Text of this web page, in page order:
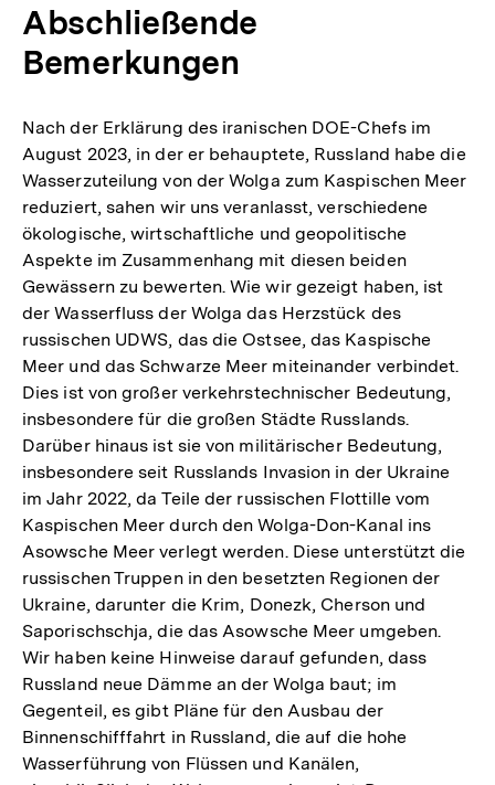
Abschließende
Bemerkungen
Nach der Erklärung des iranischen DOE-Chefs im
August 2023, in der er behauptete, Russland habe die
Wasserzuteilung von der Wolga zum Kaspischen Meer
reduziert, sahen wir uns veranlasst, verschiedene
ökologische, wirtschaftliche und geopolitische
Aspekte im Zusammenhang mit diesen beiden
Gewässern zu bewerten. Wie wir gezeigt haben, ist
der Wasserfluss der Wolga das Herzstück des
russischen UDWS, das die Ostsee, das Kaspische
Meer und das Schwarze Meer miteinander verbindet.
Dies ist von großer verkehrstechnischer Bedeutung,
insbesondere für die großen Städte Russlands.
Darüber hinaus ist sie von militärischer Bedeutung,
insbesondere seit Russlands Invasion in der Ukraine
im Jahr 2022, da Teile der russischen Flottille vom
Kaspischen Meer durch den Wolga-Don-Kanal ins
Asowsche Meer verlegt werden. Diese unterstützt die
russischen Truppen in den besetzten Regionen der
Ukraine, darunter die Krim, Donezk, Cherson und
Saporischschja, die das Asowsche Meer umgeben.
Wir haben keine Hinweise darauf gefunden, dass
Russland neue Dämme an der Wolga baut; im
Gegenteil, es gibt Pläne für den Ausbau der
Binnenschifffahrt in Russland, die auf die hohe
Wasserführung von Flüssen und Kanälen,